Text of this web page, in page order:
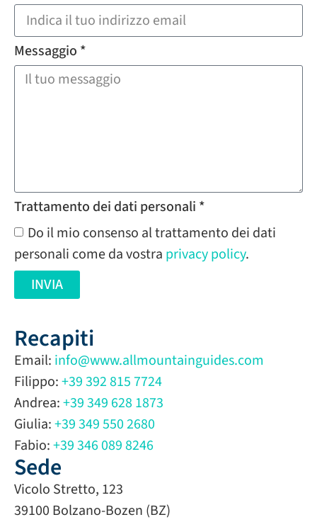
Messaggio *
Trattamento dei dati personali *
Do il mio consenso al trattamento dei dati
personali come da vostra privacy policy.
INVIA
Recapiti
Email: info@www.allmountainguides.com
Filippo:+39 392 815 7724
Andrea:+39 349 628 1873‬‬
Giulia:+39 349 550 2680
Fabio:+39 346 089 8246‬
Sede
Vicolo Stretto, 123
39100 Bolzano-Bozen (BZ)